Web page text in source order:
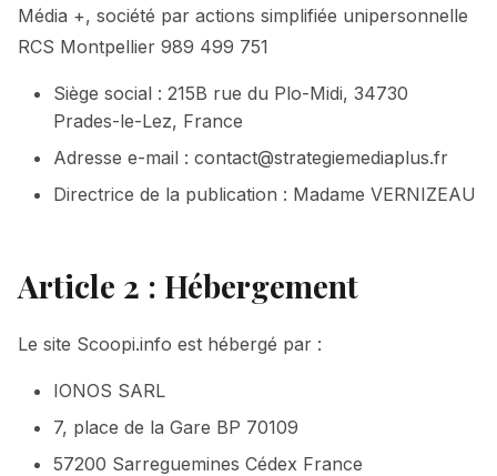
Média +, société par actions simplifiée unipersonnelle
RCS Montpellier 989 499 751
Siège social : 215B rue du Plo-Midi, 34730
Prades-le-Lez, France
Adresse e-mail : contact@strategiemediaplus.fr
Directrice de la publication : Madame VERNIZEAU
Article 2 : Hébergement
Le site Scoopi.info est hébergé par :
IONOS SARL
7, place de la Gare BP 70109
57200 Sarreguemines Cédex France